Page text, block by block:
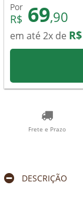
Por
R$ 69,90
em até 2x de
Frete e Prazo
DESCRIÇÃO